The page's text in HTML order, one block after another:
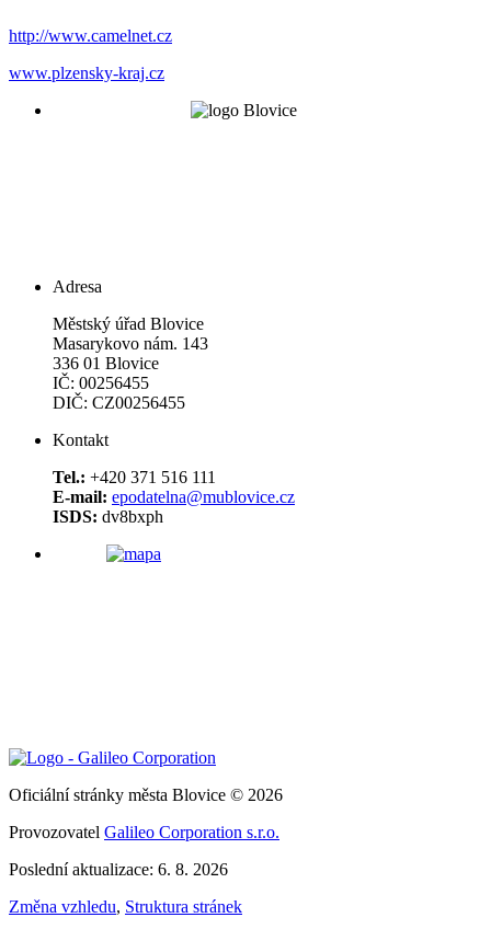
http://www.camelnet.cz
www.plzensky-kraj.cz
Adresa
Městský úřad Blovice
Masarykovo nám. 143
336 01 Blovice
IČ: 00256455
DIČ: CZ00256455
Kontakt
Tel.: +420 371 516 111
E-mail: epodatelna@mublovice.cz
ISDS: dv8bxph
Oficiální stránky města Blovice © 2026
Provozovatel Galileo Corporation s.r.o.
Poslední aktualizace: 6. 8. 2026
Změna vzhledu, Struktura stránek